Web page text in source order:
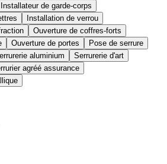
Installateur de garde-corps
Installation de verrou
Ouverture de coffres-forts
Ouverture de portes
Pose de serrure
aluminium
Serrurerie d'art
agréé assurance